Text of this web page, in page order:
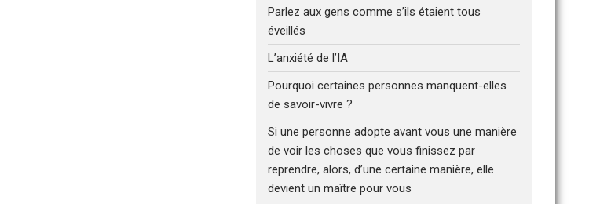
Parlez aux gens comme s’ils étaient tous
éveillés
L’anxiété de l’IA
Pourquoi certaines personnes manquent-elles
de savoir-vivre ?
Si une personne adopte avant vous une manière
de voir les choses que vous finissez par
reprendre, alors, d’une certaine manière, elle
devient un maître pour vous